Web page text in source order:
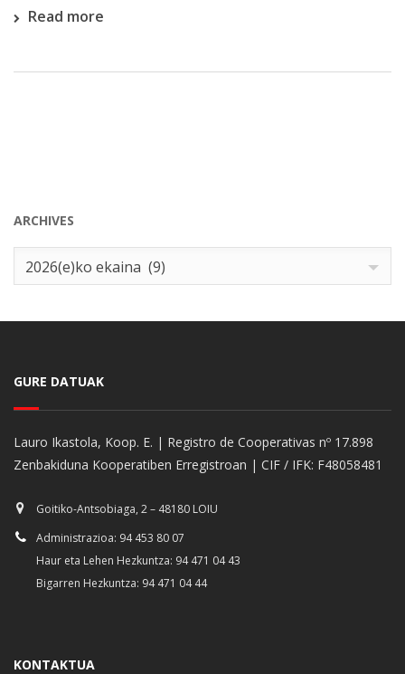
Read more
ARCHIVES
Archives
2026(e)ko ekaina (9)
GURE DATUAK
Lauro Ikastola, Koop. E. | Registro de Cooperativas nº 17.898
Zenbakiduna Kooperatiben Erregistroan | CIF / IFK: F48058481
Goitiko-Antsobiaga, 2 – 48180 LOIU
Administrazioa: 94 453 80 07
Haur eta Lehen Hezkuntza: 94 471 04 43
Bigarren Hezkuntza: 94 471 04 44
KONTAKTUA